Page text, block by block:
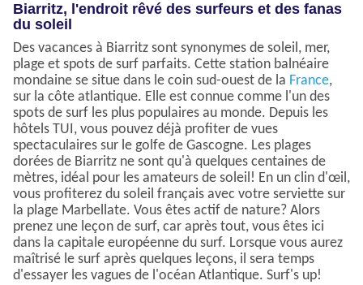
Biarritz, l'endroit rêvé des surfeurs et des fanas
du soleil
Des vacances à Biarritz sont synonymes de soleil, mer,
plage et spots de surf parfaits. Cette station balnéaire
mondaine se situe dans le coin sud-ouest de la France,
sur la côte atlantique. Elle est connue comme l'un des
spots de surf les plus populaires au monde. Depuis les
hôtels TUI, vous pouvez déjà profiter de vues
spectaculaires sur le golfe de Gascogne. Les plages
dorées de Biarritz ne sont qu'à quelques centaines de
mètres, idéal pour les amateurs de soleil! En un clin d'œil,
vous profiterez du soleil français avec votre serviette sur
la plage Marbellate. Vous êtes actif de nature? Alors
prenez une leçon de surf, car après tout, vous êtes ici
dans la capitale européenne du surf. Lorsque vous aurez
maîtrisé le surf après quelques leçons, il sera temps
d'essayer les vagues de l'océan Atlantique. Surf's up!